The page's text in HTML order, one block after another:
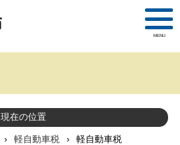
MENU
現在の位置
› 軽自動車税 ›
軽自動車税